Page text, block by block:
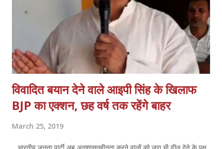
अधि...
विवादित बयान देने वाले आइपी सिंह के खिलाफ
BJP का एक्शन, छह वर्ष तक रहेंगे बाहर
March 25, 2019